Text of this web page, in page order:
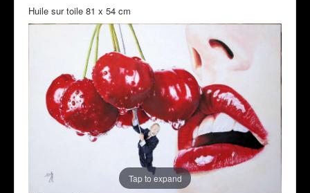
Livre d'Or
Prestations
Huile sur toile 81 x 54 cm
Tap to expand